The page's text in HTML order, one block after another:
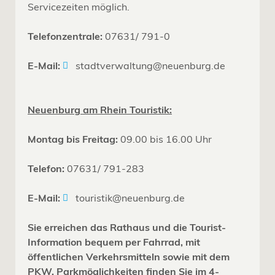
Servicezeiten möglich.
Telefonzentrale: 07631/ 791-0
E-Mail: stadtverwaltung@neuenburg.de
Neuenburg am Rhein Touristik:
Montag bis Freitag: 09.00 bis 16.00 Uhr
Telefon: 07631/ 791-283
E-Mail: touristik@neuenburg.de
Sie erreichen das Rathaus und die Tourist-
Information bequem per Fahrrad, mit
öffentlichen Verkehrsmitteln sowie mit dem
PKW. Parkmöglichkeiten finden Sie im 4-